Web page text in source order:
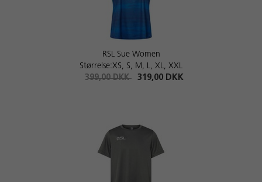
RSL Sue Women
Størrelse:XS, S, M, L, XL, XXL
399,00 DKK
319,00 DKK